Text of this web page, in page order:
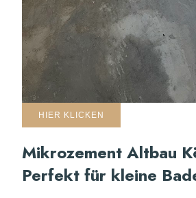
HIER KLICKEN
Mikrozement Altbau
Perfekt für kleine